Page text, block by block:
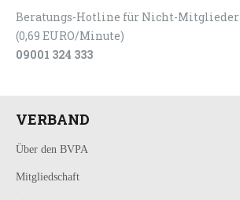
Beratungs-Hotline für Nicht-Mitglieder
(0,69 EURO/Minute)
09001 324 333
VERBAND
Über den BVPA
Mitgliedschaft